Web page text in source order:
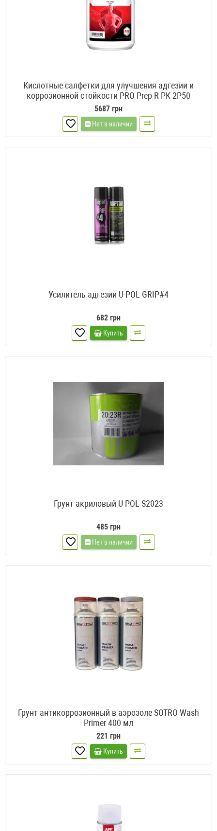
Кислотные салфетки для улучшения адгезии и
коррозионной стойкости PRO Prep-R PK 2P50
5687 грн
Нет в наличии
Усилитель адгезии U-POL GRIP#4
682 грн
Купить
Грунт акриловый U-POL S2023
485 грн
Нет в наличии
Грунт антикоррозионный в аэрозоле SOTRO Wash
Primer 400 мл
221 грн
Купить